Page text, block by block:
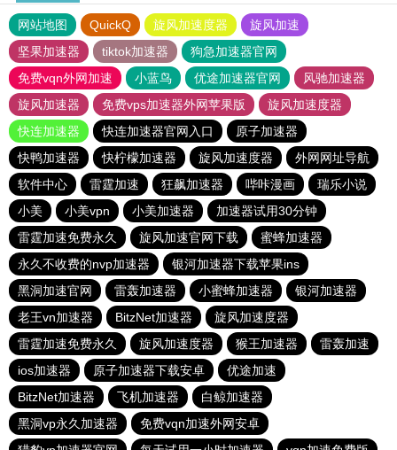
网站地图 QuickQ 旋风加速度器
旋风加速
坚果加速器
tiktok加速器
狗急加速器官网
免费vqn外网加速
小蓝鸟 优途加速器官网
风驰加速器
旋风加速器
免费vps加速器外网苹果版
旋风加速度器
快连加速器
快连加速器官网入口
原子加速器
快鸭加速器
快柠檬加速器 旋风加速度器
外网网址导航
软件中心
雷霆加速 狂飙加速器 哔咔漫画
瑞乐小说
小美
小美vpn 小美加速器
加速器试用30分钟
雷霆加速免费永久
旋风加速官网下载
蜜蜂加速器
永久不收费的nvp加速器
银河加速器下载苹果ins
黑洞加速官网
雷轰加速器 小蜜蜂加速器
银河加速器
老王vn加速器
BitzNet加速器
旋风加速度器
雷霆加速免费永久
旋风加速度器 猴王加速器
雷轰加速
ios加速器
原子加速器下载安卓
优途加速
BitzNet加速器
飞机加速器
白鲸加速器
黑洞vp永久加速器
免费vqn加速外网安卓